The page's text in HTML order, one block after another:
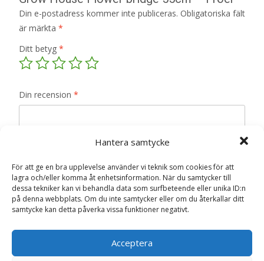
Hantera samtycke
För att ge en bra upplevelse använder vi teknik som cookies för att
lagra och/eller komma åt enhetsinformation. När du samtycker till
dessa tekniker kan vi behandla data som surfbeteende eller unika ID:n
på denna webbplats. Om du inte samtycker eller om du återkallar ditt
samtycke kan detta påverka vissa funktioner negativt.
Acceptera
Din e-postadress kommer inte publiceras. Obligatoriska fält
är märkta *
Ditt betyg *
Din recension *
Namn *
E-post*
Spara mitt namn, min e-postadress och webbplats i
denna webbläsare till nästa gång jag skriver en